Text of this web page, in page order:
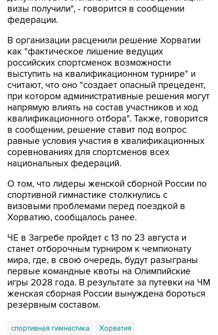
визы получили", - говорится в сообщении
федерации.
В организации расценили решение Хорватии
как "фактическое лишение ведущих
российских спортсменок возможности
выступить на квалификационном турнире" и
считают, что оно "создает опасный прецедент,
при котором административные решения могут
напрямую влиять на состав участников и ход
квалификационного отбора". Также, говорится
в сообщении, решение ставит под вопрос
равные условия участия в квалификационных
соревнованиях для спортсменов всех
национальных федераций.
О том, что лидеры женской сборной России по
спортивной гимнастике столкнулись с
визовыми проблемами перед поездкой в
Хорватию, сообщалось ранее.
ЧЕ в Загребе пройдет с 13 по 23 августа и
станет отборочным турниром к чемпионату
мира, где, в свою очередь, будут разыграны
первые командные квоты на Олимпийские
игры 2028 года. В результате за путевки на ЧМ
женская сборная России вынуждена бороться
резервным составом.
спортивная гимнастика Хорватия